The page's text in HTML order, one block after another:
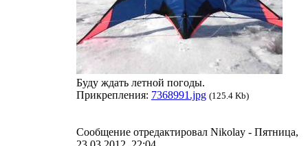
Буду ждать летной погоды.
Прикрепления: 7368991.jpg (125.4 Kb)
Сообщение отредактировал Nikolay - Пятница,